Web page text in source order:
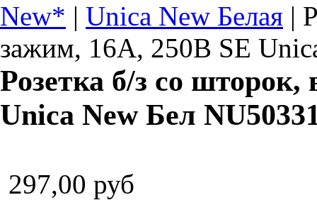
New* | Unica New Белая |
зажим, 16А, 250В SE
Розетка б/з со
Unica New Бел
297,00 руб